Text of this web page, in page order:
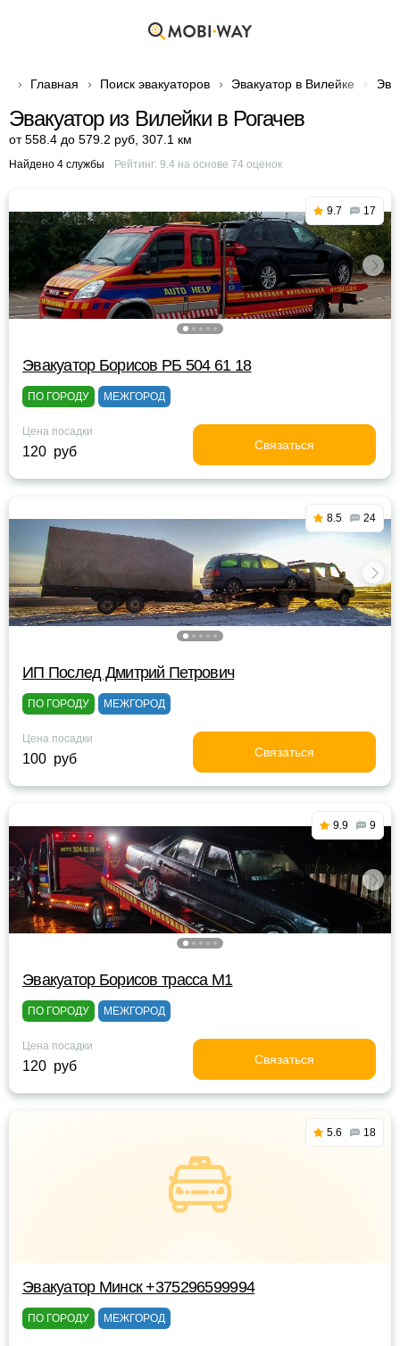
Главная Поиск эвакуаторов Эвакуатор в Вилейке
Эвакуатор из Вилейки в Рогачев
от 558.4 до 579.2 руб 307.1 км
Найдено 4 службы Рейтинг: 9.4на основе 74оценок
9.7 17
Эвакуатор Борисов РБ 504 61 18
ПО ГОРОДУ МЕЖГОРОД
Цена посадки
120 руб Связаться
8.5 24
ИП Послед Дмитрий Петрович
ПО ГОРОДУ МЕЖГОРОД
Цена посадки
100 руб Связаться
9.9 9
Эвакуатор Борисов трасса М1
ПО ГОРОДУ МЕЖГОРОД
Цена посадки
120 руб Связаться
5.6 18
Эвакуатор Минск +375296599994
ПО ГОРОДУ МЕЖГОРОД